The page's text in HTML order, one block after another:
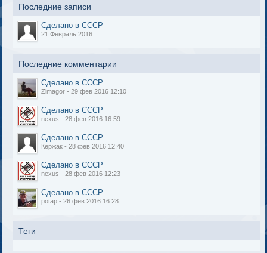
Последние записи
Сделано в СССР
21 Февраль 2016
Последние комментарии
Сделано в СССР
Zimagor - 29 фев 2016 12:10
Сделано в СССР
nexus - 28 фев 2016 16:59
Сделано в СССР
Кержак - 28 фев 2016 12:40
Сделано в СССР
nexus - 28 фев 2016 12:23
Сделано в СССР
potap - 26 фев 2016 16:28
Теги